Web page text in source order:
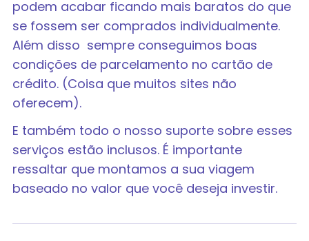
podem acabar ficando mais baratos do que
se fossem ser comprados individualmente.
Além disso sempre conseguimos boas
condições de parcelamento no cartão de
crédito. (Coisa que muitos sites não
oferecem).
E também todo o nosso suporte sobre esses
serviços estão inclusos. É importante
ressaltar que montamos a sua viagem
baseado no valor que você deseja investir.